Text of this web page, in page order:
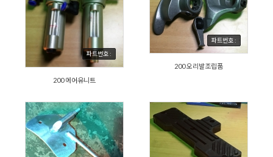
파트번호 :
200 에어유니트
파트번호 :
200 오리발조립품